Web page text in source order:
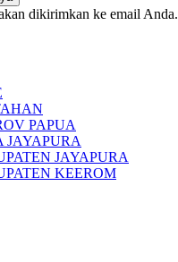
dikirimkan ke email Anda.
PAPUA
JAYAPURA
JAYAPURA
KEEROM